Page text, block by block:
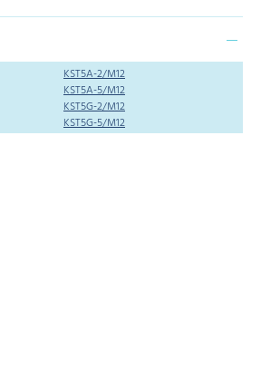
KST5A-2/M12
KST5A-5/M12
KST5G-2/M12
KST5G-5/M12